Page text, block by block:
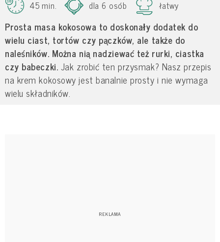
45 min.
dla 6 osób łatwy
Prosta masa kokosowa to doskonały dodatek do
wielu ciast, tortów czy pączków, ale także do
naleśników. Można nią nadziewać też rurki, ciastka
czy babeczki. Jak zrobić ten przysmak? Nasz przepis
na krem kokosowy jest banalnie prosty i nie wymaga
wielu składników.